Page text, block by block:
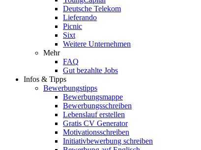
Deutsche Telekom
Lieferando
Picnic
Sixt
Weitere Unternehmen
Mehr
FAQ
Gut bezahlte Jobs
Infos & Tipps
Bewerbungstipps
Bewerbungsmappe
Bewerbungsschreiben
Lebenslauf erstellen
Gratis CV Generator
Motivationsschreiben
Initiativbewerbung schreiben